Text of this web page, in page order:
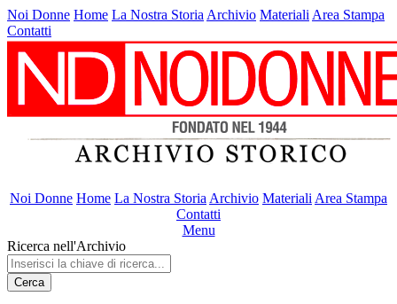
Noi Donne Home La Nostra Storia Archivio Materiali Area Stampa
Contatti
Noi Donne Home La Nostra Storia Archivio Materiali Area Stampa
Contatti
Menu
Ricerca nell'Archivio
Cerca